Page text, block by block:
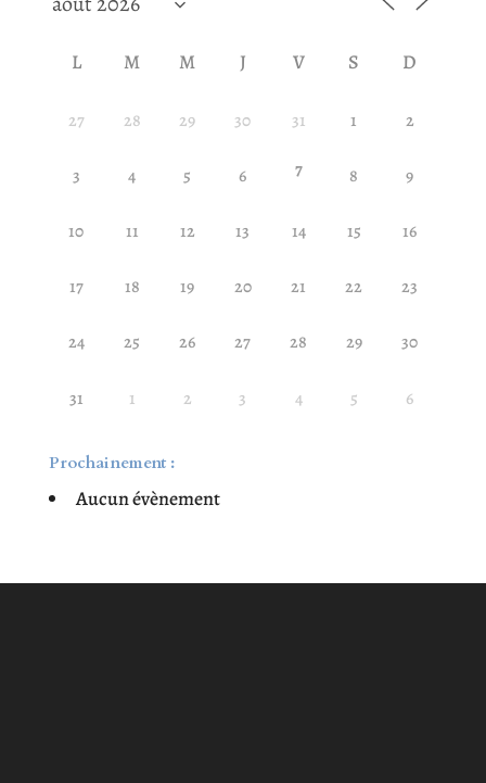
L M M J V S D
27 28 29 30 31 1 2
3 4 5 6 7 8 9
10 11 12 13 14 15 16
17 18 19 20 21 22 23
24 25 26 27 28 29 30
31 1 2 3 4 5 6
Prochainement :
Aucun évènement